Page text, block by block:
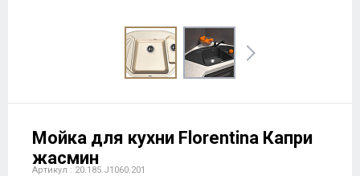
Мойка для кухни Florentina Капри
жасмин
Артикул : 20.185.J1060.201